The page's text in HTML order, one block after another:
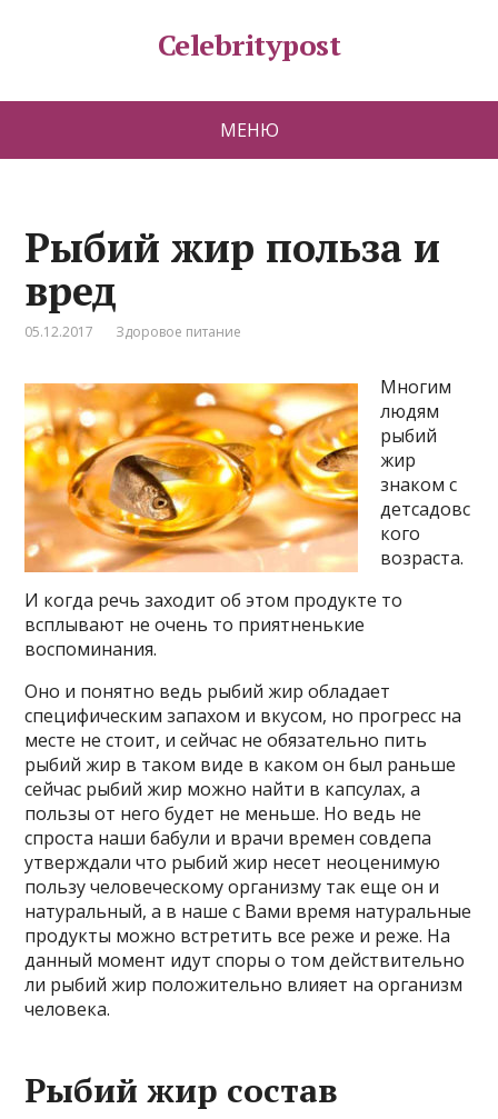
Celebritypost
МЕНЮ
Рыбий жир польза и
вред
05.12.2017 Здоровое питание
Многим
людям
рыбий
жир
знаком с
детсадовс
кого
возраста.
И когда речь заходит об этом продукте то
всплывают не очень то приятненькие
воспоминания.
Оно и понятно ведь рыбий жир обладает
специфическим запахом и вкусом, но прогресс на
месте не стоит, и сейчас не обязательно пить
рыбий жир в таком виде в каком он был раньше
сейчас рыбий жир можно найти в капсулах, а
пользы от него будет не меньше. Но ведь не
спроста наши бабули и врачи времен совдепа
утверждали что рыбий жир несет неоценимую
пользу человеческому организму так еще он и
натуральный, а в наше с Вами время натуральные
продукты можно встретить все реже и реже. На
данный момент идут споры о том действительно
ли рыбий жир положительно влияет на организм
человека.
Рыбий жир состав